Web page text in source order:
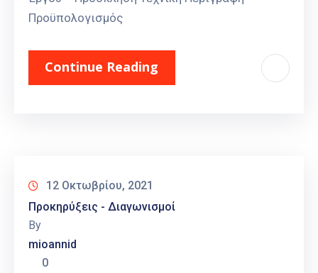
Προϋπολογισμός
Continue Reading
12 Οκτωβρίου, 2021
Προκηρύξεις - Διαγωνισμοί
By
mioannid
0